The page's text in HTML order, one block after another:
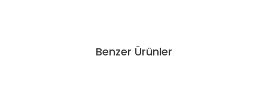
Benzer Ürünler